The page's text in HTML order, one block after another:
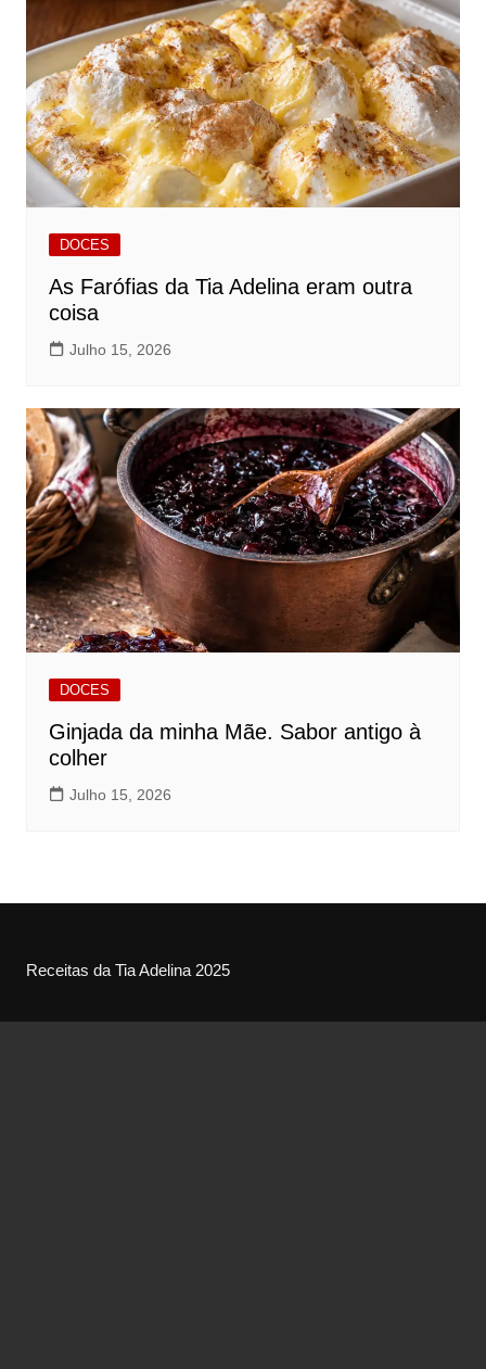
DOCES
As Farófias da Tia Adelina eram outra
coisa
Julho 15, 2026
DOCES
Ginjada da minha Mãe. Sabor antigo à
colher
Julho 15, 2026
Receitas da Tia Adelina 2025